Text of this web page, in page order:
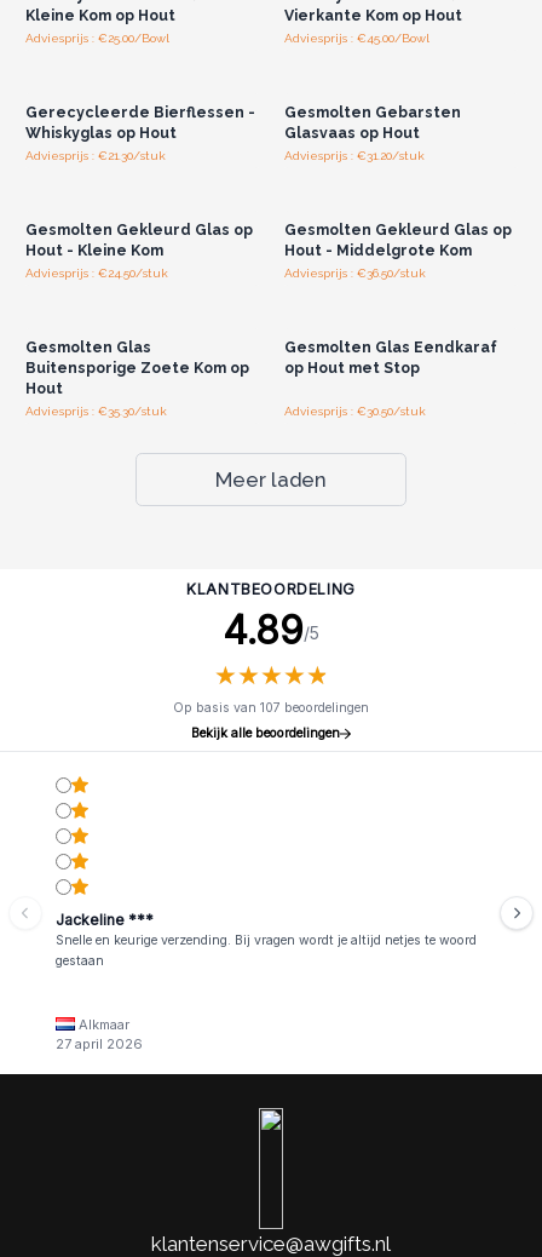
Kleine Kom op Hout
Adviesprijs : €25.00/Bowl
Vierkante Kom op Hout
Adviesprijs : €45.00/Bowl
Gerecycleerde Bierflessen -
Whiskyglas op Hout
Adviesprijs : €21.30/stuk
Gesmolten Gebarsten
Glasvaas op Hout
Adviesprijs : €31.20/stuk
Gesmolten Gekleurd Glas op
Hout - Kleine Kom
Adviesprijs : €24.50/stuk
Gesmolten Gekleurd Glas op
Hout - Middelgrote Kom
Adviesprijs : €36.50/stuk
Gesmolten Glas
Buitensporige Zoete Kom op
Hout
Adviesprijs : €35.30/stuk
Gesmolten Glas Eendkaraf
op Hout met Stop
Adviesprijs : €30.50/stuk
Meer laden
KLANTBEOORDELING
4.89/5
★★★★★
★★★★★
Op basis van 107 beoordelingen
Bekijk alle beoordelingen
Jackeline ***
Snelle en keurige verzending. Bij vragen wordt je altijd netjes te woord
gestaan
Alkmaar
27 april 2026
klantenservice@awgifts.nl